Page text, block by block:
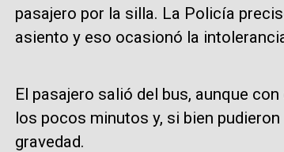
pasajero por la silla. La Policía
asiento y eso ocasionó la
El pasajero salió del bus, aunque
los pocos minutos y, si bien
gravedad.